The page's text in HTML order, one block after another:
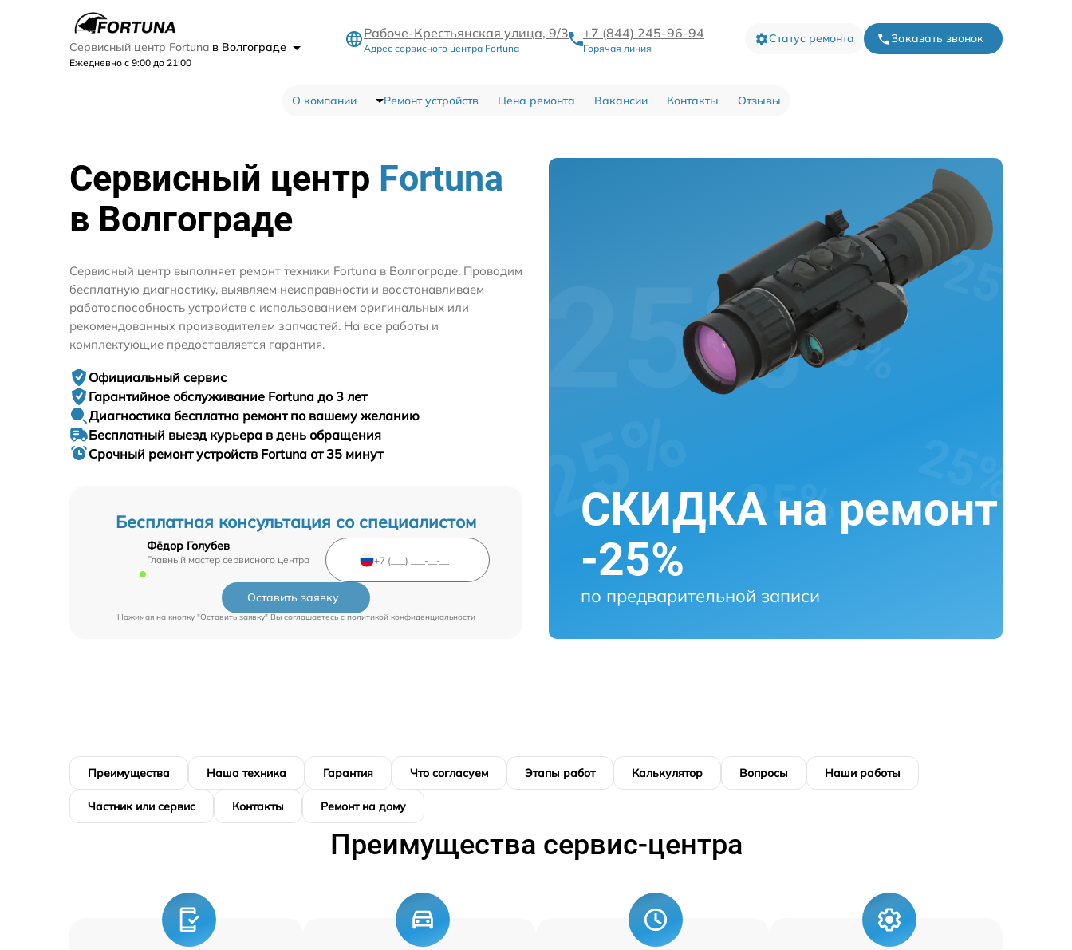
Сервисный центр Fortuna в Волгограде
Ежедневно с 9:00 до 21:00
Рабоче-Крестьянская улица, 9/3
Адрес сервисного центра Fortuna
+7 (844) 245-96-94
Горячая линия
Статус ремонта Заказать звонок
О компании Ремонт устройств Цена ремонта Вакансии Контакты Отзывы
Сервисный центр Fortuna
в Волгограде
Бесплатная консультация со специалистом
Фёдор Голубев
Главный мастер сервисного центра
Оставить заявку
Нажимая на кнопку "Оставить заявку" Вы соглашаетесь cполитикой конфиденциальности
Сервисный центр выполняет ремонт техники Fortuna в Волгограде. Проводим
бесплатную диагностику, выявляем неисправности и восстанавливаем
работоспособность устройств с использованием оригинальных или
рекомендованных производителем запчастей. На все работы и
комплектующие предоставляется гарантия.
Официальный сервис
Гарантийное обслуживание Fortuna до 3 лет
Диагностика бесплатна ремонт по вашему желанию
Бесплатный выезд курьера в день обращения
Срочный ремонтустройств Fortuna от 35 минут
СКИДКА на ремонт
-25%
по предварительной записи
Преимущества Наша техника Гарантия Что согласуем Этапы работ Калькулятор Вопросы Наши работы
Частник или сервис Контакты Ремонт на дому
Преимущества сервис-центра